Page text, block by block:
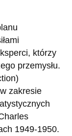
którzy
przemysłu.
zakresie
1949-1950.